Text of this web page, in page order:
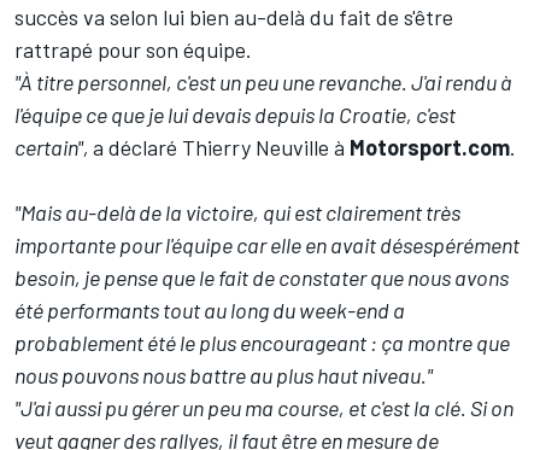
succès va selon lui bien au-delà du fait de s'être
rattrapé pour son équipe.
"À titre personnel, c'est un peu une revanche. J'ai rendu à
l'équipe ce que je lui devais depuis la Croatie, c'est
certain", a déclaré Thierry Neuville à Motorsport.com.
"Mais au-delà de la victoire, qui est clairement très
importante pour l'équipe car elle en avait désespérément
besoin, je pense que le fait de constater que nous avons
été performants tout au long du week-end a
probablement été le plus encourageant : ça montre que
nous pouvons nous battre au plus haut niveau."
"J'ai aussi pu gérer un peu ma course, et c'est la clé. Si on
veut gagner des rallyes, il faut être en mesure de